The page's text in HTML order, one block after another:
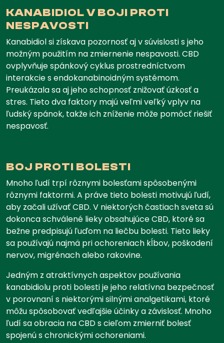
KANABIDIOL V BOJI PROTI
NESPAVOSTI
Kanabidiol si získava pozornosť aj v súvislosti s jeho
možným použitím na zmiernenie nespavosti. CBD
ovplyvňuje spánkový cyklus prostredníctvom
interakcie s endokanabinoidným systémom.
Preukázala sa aj jeho schopnosť znižovať úzkosť a
stres. Tieto dva faktory majú veľmi veľký vplyv na
ľudský spánok, takže ich zníženie môže pomôcť riešiť
nespavosť.
BOJ PROTI BOLESTI
Mnoho ľudí trpí rôznymi bolesťami spôsobenými
rôznymi faktormi. A práve tieto bolesti motivujú ľudí,
aby začali užívať CBD. V niektorých častiach sveta sú
dokonca schválené lieky obsahujúce CBD, ktoré sa
bežne predpisujú ľuďom na liečbu bolesti. Tieto lieky
sa používajú najmä pri ochoreniach kĺbov, poškodení
nervov, migrénach alebo rakovine.
Jedným z atraktívnych aspektov používania
kanabidiolu proti bolesti je jeho relatívna bezpečnosť
v porovnaní s niektorými silnými analgetikami, ktoré
môžu spôsobovať vedľajšie účinky a závislosť. Mnoho
ľudí sa obracia na CBD s cieľom zmierniť bolesť
spojenú s chronickými ochoreniami.